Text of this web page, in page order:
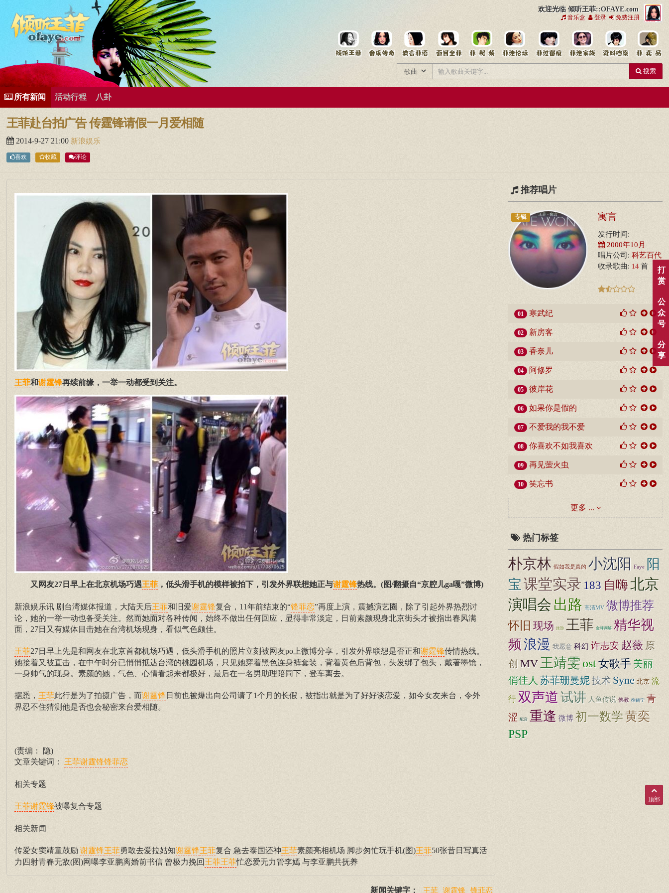
欢迎光临 倾听王菲::OFAYE.com
音乐盒 登录 免费注册
有歌曲专辑
王菲新闻王菲的精美图片王菲精彩视频王菲论坛给王菲留言用户中心王菲资料档案
搜索
所有新闻 活动行程 八卦
王菲赴台拍广告 传霆锋请假一月爱相随
2014-9-27 21:00 新浪娱乐
喜欢 收藏 评论
王菲和谢霆锋再续前缘，一举一动都受到关注。
又网友27日早上在北京机场巧遇王菲 ，低头滑手机的模样被拍下，引发外界联想她正与谢霆锋热线。(图/翻摄自“京腔儿ga嘎”微博)
新浪娱乐讯 剧台湾媒体报道，大陆天后王菲和旧爱谢霆锋复合，11年前结束的“锋菲恋”再度上演，震撼演艺圈，除了引起外界热烈讨
论，她的一举一动也备受关注。然而她面对各种传闻，始终不做出任何回应，显得非常淡定，日前素颜现身北京街头才被指出春风满
面，27日又有媒体目击她在台湾机场现身，看似气色颇佳。
王菲27日早上先是和网友在北京首都机场巧遇，低头滑手机的照片立刻被网友po上微博分享，引发外界联想是否正和谢霆锋传情热线。
她接着又被直击，在中午时分已悄悄抵达台湾的桃园机场，只见她穿着黑色连身裤套装，背着黄色后背包，头发绑了包头，戴著墨镜，
一身帅气的现身。素颜的她，气色、心情看起来都极好，最后在一名男助理陪同下，登车离去。
据悉， 王菲此行是为了拍摄广告，而谢霆锋日前也被爆出向公司请了1个月的长假，被指出就是为了好好谈恋爱，如今女友来台，令外
界忍不住猜测他是否也会秘密来台爱相随。
(责编： 隐)
文章关键词： 王菲谢霆锋锋菲恋
相关专题
王菲谢霆锋被曝复合专题
相关新闻
传爱女窦靖童鼓励 谢霆锋王菲勇敢去爱拉姑知谢霆锋王菲复合 急去泰国还神王菲素颜亮相机场 脚步匆忙玩手机(图)王菲50张昔日写真活
力四射青春无敌(图)网曝李亚鹏离婚前书信 曾极力挽回王菲王菲忙恋爱无力管李嫣 与李亚鹏共抚养
新闻关键字： 王菲 谢霆锋 锋菲恋
推荐唱片
专辑 寓言
发行时间:
2000年10月
唱片公司: 科艺百代
收录歌曲: 14 首
01 寒武纪
02 新房客
03 香奈儿
04 阿修罗
05 彼岸花
06 如果你是假的
07 不爱我的我不爱
08 你喜欢不如我喜欢
09 再见萤火虫
10 笑忘书
更多 ...
热门标签
朴京林 假如我是真的 小沈阳 Faye
阳
宝课堂实录 183 自嗨北京
演唱会出路 高清MV 微博推荐
怀旧 现场 旅游 王菲 金牌调解 精华视
频浪漫 我愿意 科幻 许志安 赵薇 原
创 MV王靖雯ost女歌手 美丽
俏佳人 苏菲珊曼妮技术 Syne 北京 流
行 双声道试讲 人鱼传说 佛教 徐鹤宁 青
涩 配音 重逢 微博 初一数学黄奕
PSP
打
赏
公
众
号
分
享
顶部